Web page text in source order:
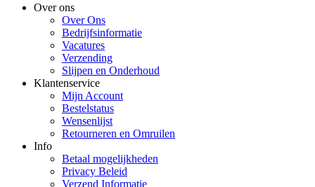
Over ons
Over Ons
Bedrijfsinformatie
Vacatures
Verzending
Slijpen en Onderhoud
Klantenservice
Mijn Account
Bestelstatus
Wensenlijst
Retourneren en Omruilen
Info
Betaal mogelijkheden
Privacy Beleid
Verzend Informatie